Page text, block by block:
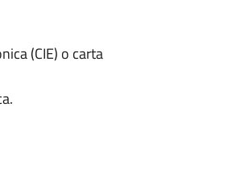
(CIE) o carta